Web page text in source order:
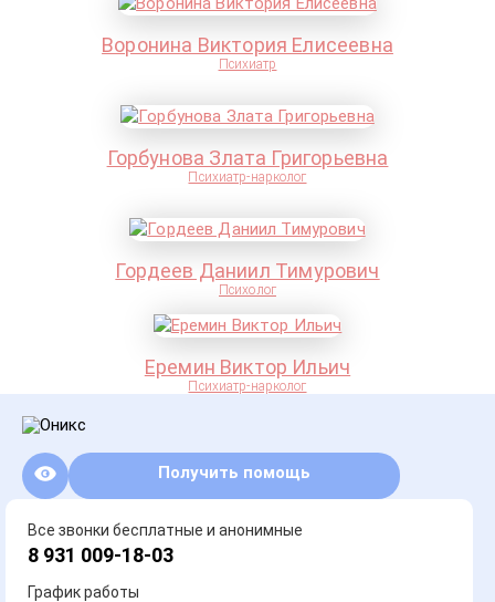
Воронина Виктория Елисеевна
Психиатр
Горбунова Злата Григорьевна
Психиатр-нарколог
Гордеев Даниил Тимурович
Психолог
Еремин Виктор Ильич
Психиатр-нарколог
Получить помощь
Все звонки бесплатные и анонимные
8 931 009-18-03
График работы